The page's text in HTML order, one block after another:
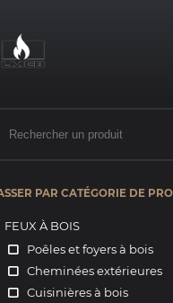
PAR CATÉGORIE DE
FEUX À BOIS
Poêles et foyers à bois
Cheminées extérieures
Cuisinières à bois